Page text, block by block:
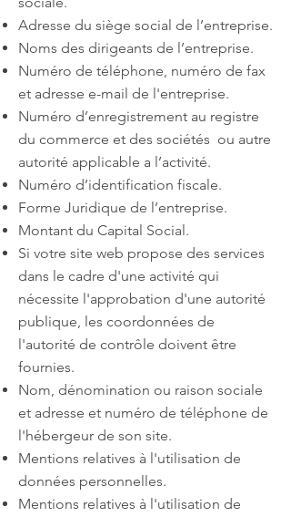
Adresse du siège social de l’entreprise.
Noms des dirigeants de l’entreprise.
Numéro de téléphone, numéro de fax
et adresse e-mail de l'entreprise.
Numéro d’enregistrement au registre
du commerce et des sociétés ou autre
autorité applicable a l’activité.
Numéro d’identification fiscale.
Forme Juridique de l’entreprise.
Montant du Capital Social.
Si votre site web propose des services
dans le cadre d'une activité qui
nécessite l'approbation d'une autorité
publique, les coordonnées de
l'autorité de contrôle doivent être
fournies. ​​​
Nom, dénomination ou raison sociale
et adresse et numéro de téléphone de
l'hébergeur de son site.
Mentions relatives à l'utilisation de
données personnelles.
Mentions relatives à l'utilisation de